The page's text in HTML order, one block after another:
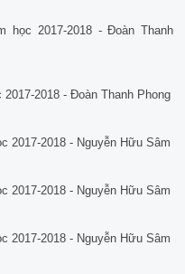
2017-2018 - Đoàn Thanh
2018 - Đoàn Thanh Phong
2017-2018 - Nguyễn Hữu Sâm
2017-2018 - Nguyễn Hữu Sâm
2017-2018 - Nguyễn Hữu Sâm